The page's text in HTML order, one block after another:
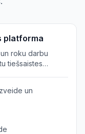
platforma
roku darbu
tiešsaistes
un